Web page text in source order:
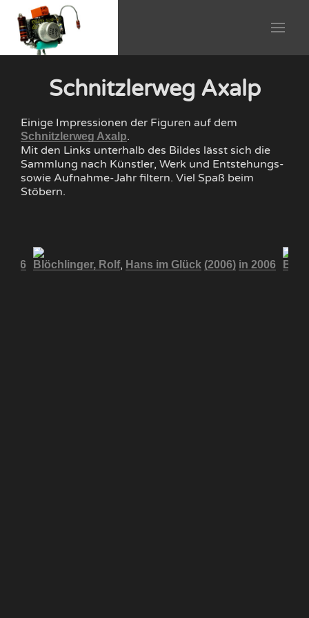
Schnitzlerweg Axalp
Einige Impressionen der Figuren auf dem
Schnitzlerweg Axalp.
Mit den Links unterhalb des Bildes lässt sich die
Sammlung nach Künstler, Werk und Entstehungs-
sowie Aufnahme-Jahr filtern. Viel Spaß beim
Stöbern.
Blöchlinger, Rolf, Hans im Glück (2006) in 2006